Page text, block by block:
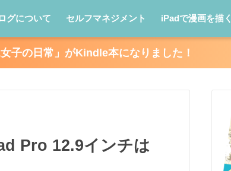
グについて セルフマネジメント iPadで漫画を描く
子の日常」がKindle本になりました！
Pro 12.9インチは